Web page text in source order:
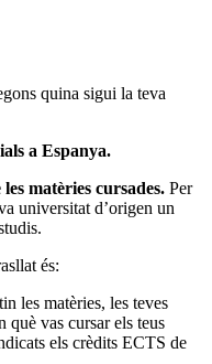
quina sigui la teva
a Espanya.
matèries cursades. Per
universitat d’origen un
és:
les matèries, les teves
què vas cursar els teus
els crèdits ECTS de